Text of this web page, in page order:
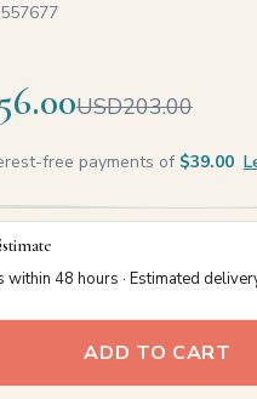
USD203.00
free payments of $39.00
within 48 hours · Estimated
ADD TO CART